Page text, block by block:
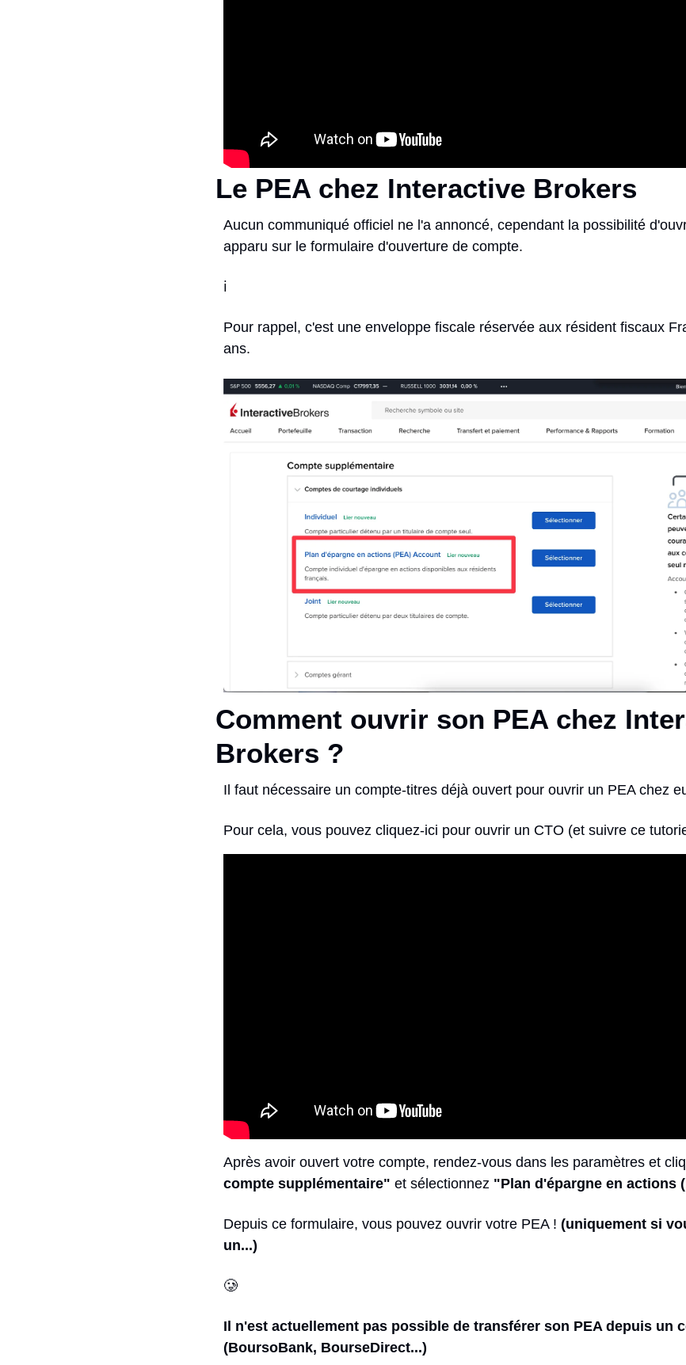
Le PEA chez Interactive Brokers
Aucun communiqué officiel ne l'a annoncé, cependant la possibilité
apparu sur le formulaire d'ouverture de compte.
ℹ️
Pour rappel, c'est une enveloppe fiscale réservée aux résident fiscaux
ans.
Comment ouvrir son PEA chez
Brokers ?
Il faut nécessaire un compte-titres déjà ouvert pour ouvrir un PEA chez
Pour cela, vous pouvez cliquez-ici pour ouvrir un CTO (et suivre ce
Après avoir ouvert votre compte, rendez-vous dans les paramètres et
compte supplémentaire" et sélectionnez "Plan d'épargne en actions
Depuis ce formulaire, vous pouvez ouvrir votre PEA ! (uniquement si
un...)
🥲
Il n'est actuellement pas possible de transférer son PEA depuis un
(BoursoBank, BourseDirect...)